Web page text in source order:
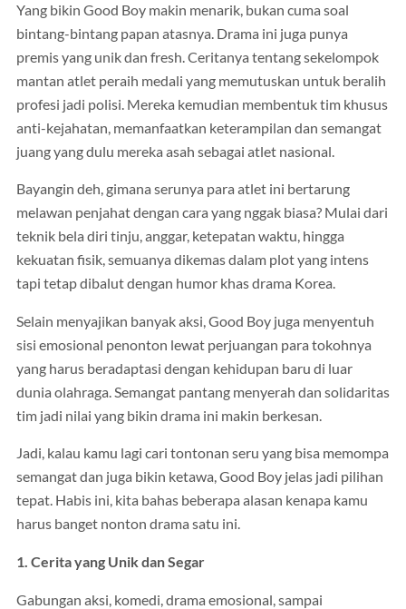
Yang bikin Good Boy makin menarik, bukan cuma soal
bintang-bintang papan atasnya. Drama ini juga punya
premis yang unik dan fresh. Ceritanya tentang sekelompok
mantan atlet peraih medali yang memutuskan untuk beralih
profesi jadi polisi. Mereka kemudian membentuk tim khusus
anti-kejahatan, memanfaatkan keterampilan dan semangat
juang yang dulu mereka asah sebagai atlet nasional.
Bayangin deh, gimana serunya para atlet ini bertarung
melawan penjahat dengan cara yang nggak biasa? Mulai dari
teknik bela diri tinju, anggar, ketepatan waktu, hingga
kekuatan fisik, semuanya dikemas dalam plot yang intens
tapi tetap dibalut dengan humor khas drama Korea.
Selain menyajikan banyak aksi, Good Boy juga menyentuh
sisi emosional penonton lewat perjuangan para tokohnya
yang harus beradaptasi dengan kehidupan baru di luar
dunia olahraga. Semangat pantang menyerah dan solidaritas
tim jadi nilai yang bikin drama ini makin berkesan.
Jadi, kalau kamu lagi cari tontonan seru yang bisa memompa
semangat dan juga bikin ketawa, Good Boy jelas jadi pilihan
tepat. Habis ini, kita bahas beberapa alasan kenapa kamu
harus banget nonton drama satu ini.
1. Cerita yang Unik dan Segar
Gabungan aksi, komedi, drama emosional, sampai